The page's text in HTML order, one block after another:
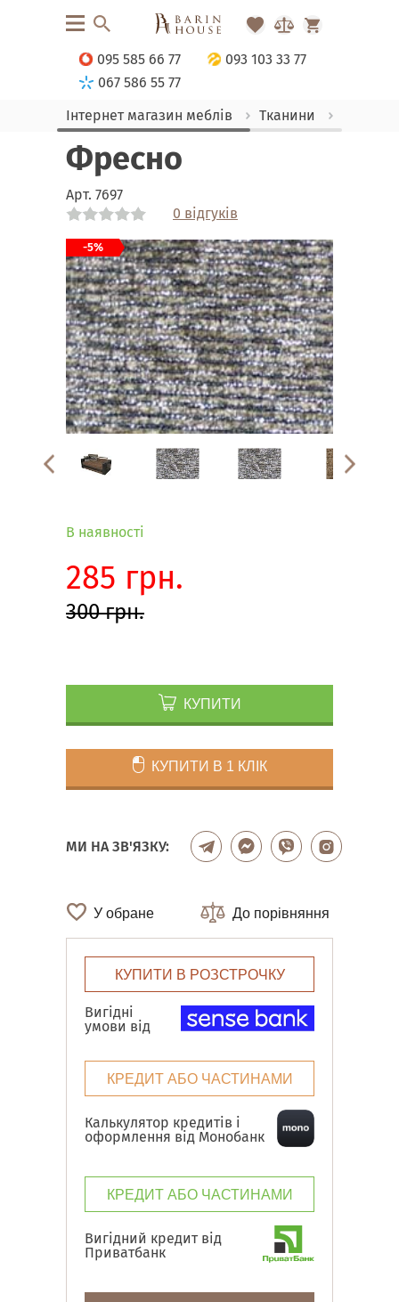
095 585 66 77
093 103 33 77
067 586 55 77
Інтернет магазин меблів
Тканини
Фресно
Арт. 7697
0 відгуків
-5%
Link
Link
Link
Link
Link
Link
Link
В наявності
285 грн.
300 грн.
КУПИТИ
КУПИТИ В 1 КЛІК
МИ НА ЗВ'ЯЗКУ:
У обране До порівняння
КУПИТИ В РОЗСТРОЧКУ
Вигідні
умови від
КРЕДИТ АБО ЧАСТИНАМИ
Калькулятор кредитів і
оформлення від Монобанк
КРЕДИТ АБО ЧАСТИНАМИ
Вигідний кредит від
Приватбанк